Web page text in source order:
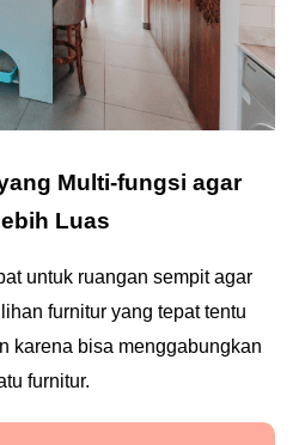
Multi-fungsi agar
Luas
untuk ruangan sempit agar
furnitur yang tepat tentu
karena bisa menggabungkan
furnitur.